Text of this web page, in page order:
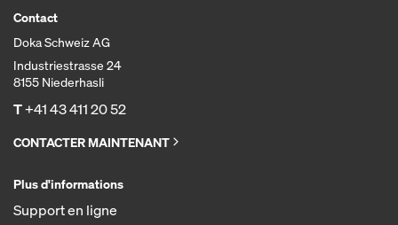
Contact
Doka Schweiz AG
Industriestrasse 24
8155 Niederhasli
T+41 43 411 20 52
CONTACTER MAINTENANT
Plus d'informations
Support en ligne